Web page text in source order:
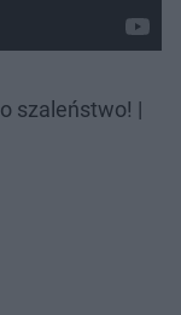
szaleństwo! |